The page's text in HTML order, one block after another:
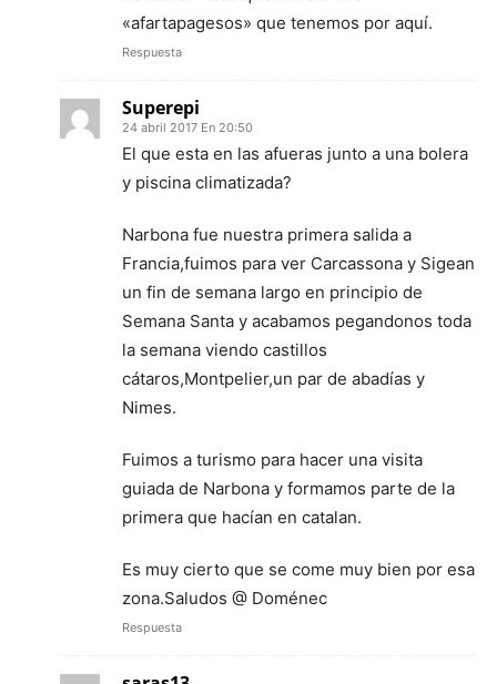
«afartapagesos» que tenemos por aquí.
Respuesta
Superepi
24 abril 2017 En 20:50
El que esta en las afueras junto a una bolera
y piscina climatizada?
Narbona fue nuestra primera salida a
Francia,fuimos para ver Carcassona y Sigean
un fin de semana largo en principio de
Semana Santa y acabamos pegandonos toda
la semana viendo castillos
cátaros,Montpelier,un par de abadías y
Nimes.
Fuimos a turismo para hacer una visita
guiada de Narbona y formamos parte de la
primera que hacían en catalan.
Es muy cierto que se come muy bien por esa
zona.Saludos @ Doménec
Respuesta